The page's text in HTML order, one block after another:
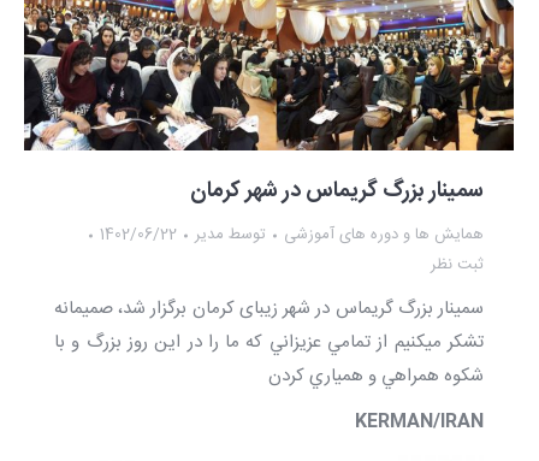
سمینار بزرگ گریماس در شهر کرمان
همایش ها و دوره های آموزشی توسط مدیر
1402/06/22
ثبت نظر
سمینار بزرگ گریماس در شهر زیبای كرمان برگزار شد، صميمانه
تشكر ميكنيم از تمامي عزيزاني كه ما را در اين روز بزرگ و با
شكوه همراهي و همياري كردن
KERMAN/IRAN